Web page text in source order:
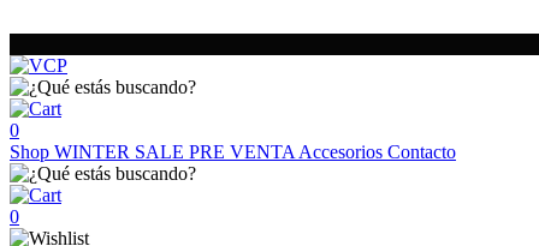
0
Shop WINTER SALE PRE VENTA Accesorios Contacto
0